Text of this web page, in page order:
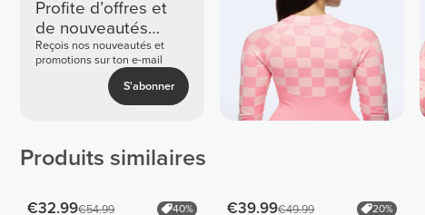
Profite d’offres et
de nouveautés
exclusives
Reçois nos nouveautés et
promotions sur ton e-mail
S'abonner
Produits similaires
€32.99€54.99 40% €39.99€49.99 20%